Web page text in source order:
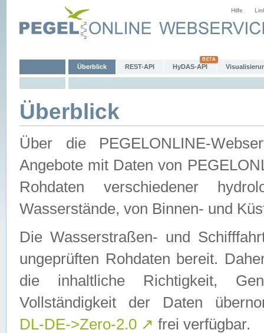
Hilfe
Überblick REST-API HyDAS-API
Überblick
Über die PEGELONLINE-
Angebote mit Daten von
Rohdaten verschiedener
Wasserstände, von Binnen- und
Die Wasserstraßen- und
ungeprüften Rohdaten bereit.
die inhaltliche Richtigkeit,
Vollständigkeit der Daten
DL-DE->Zero-2.0 ↗ frei verfügbar.